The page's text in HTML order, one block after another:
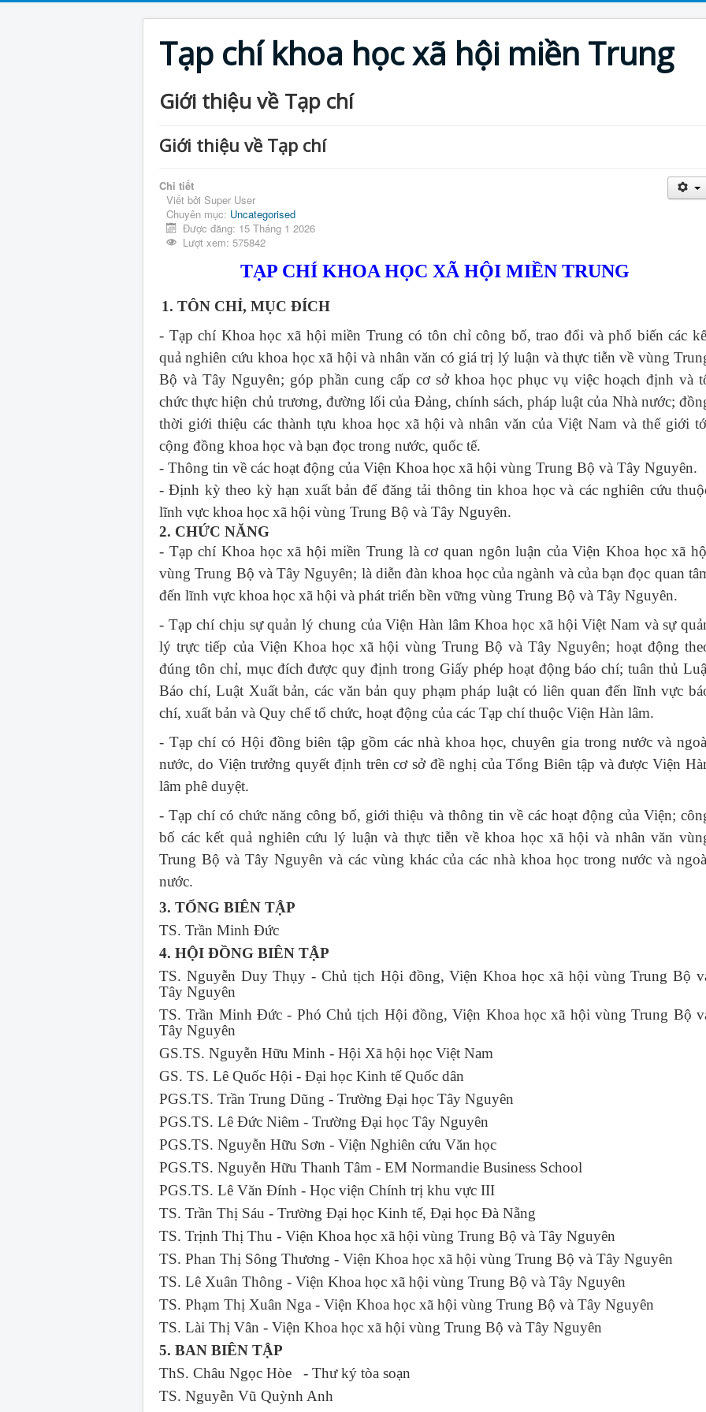
Tạp chí khoa học xã hội miền Trung
Giới thiệu về Tạp chí
Giới thiệu về Tạp chí
Chi tiết
Viết bởi Super User
Chuyên mục: Uncategorised
Được đăng: 15 Tháng 1 2026
Lượt xem: 575842
TẠP CHÍ KHOA HỌC XÃ HỘI MIỀN TRUNG
1. TÔN CHỈ, MỤC ĐÍCH
- Tạp chí Khoa học xã hội miền Trung có tôn chỉ công bố, trao đổi và phổ biến các
quả nghiên cứu khoa học xã hội và nhân văn có giá trị lý luận và thực tiễn về vùng
Bộ và Tây Nguyên; góp phần cung cấp cơ sở khoa học phục vụ việc hoạch định và
chức thực hiện chủ trương, đường lối của Đảng, chính sách, pháp luật của Nhà nước;
thời giới thiệu các thành tựu khoa học xã hội và nhân văn của Việt Nam và thế giới
cộng đồng khoa học và bạn đọc trong nước, quốc tế.
- Thông tin về các hoạt động của Viện Khoa học xã hội vùng Trung Bộ và Tây Nguyên.
- Định kỳ theo kỳ hạn xuất bản để đăng tải thông tin khoa học và các nghiên cứu
lĩnh vực khoa học xã hội vùng Trung Bộ và Tây Nguyên.
2. CHỨC NĂNG
- Tạp chí Khoa học xã hội miền Trung là cơ quan ngôn luận của Viện Khoa học xã
vùng Trung Bộ và Tây Nguyên; là diễn đàn khoa học của ngành và của bạn đọc quan
đến lĩnh vực khoa học xã hội và phát triển bền vững vùng Trung Bộ và Tây Nguyên.
- Tạp chí chịu sự quản lý chung của Viện Hàn lâm Khoa học xã hội Việt Nam và sự
lý trực tiếp của Viện Khoa học xã hội vùng Trung Bộ và Tây Nguyên; hoạt động
đúng tôn chỉ, mục đích được quy định trong Giấy phép hoạt động báo chí; tuân thủ
Báo chí, Luật Xuất bản, các văn bản quy phạm pháp luật có liên quan đến lĩnh vực
chí, xuất bản và Quy chế tổ chức, hoạt động của các Tạp chí thuộc Viện Hàn lâm.
- Tạp chí có Hội đồng biên tập gồm các nhà khoa học, chuyên gia trong nước và
nước, do Viện trưởng quyết định trên cơ sở đề nghị của Tổng Biên tập và được Viện
lâm phê duyệt.
- Tạp chí có chức năng công bố, giới thiệu và thông tin về các hoạt động của Viện;
bố các kết quả nghiên cứu lý luận và thực tiễn về khoa học xã hội và nhân văn
Trung Bộ và Tây Nguyên và các vùng khác của các nhà khoa học trong nước và
nước.
3. TỔNG BIÊN TẬP
TS. Trần Minh Đức
4. HỘI ĐỒNG BIÊN TẬP
TS. Nguyễn Duy Thụy - Chủ tịch Hội đồng, Viện Khoa học xã hội vùng Trung Bộ
Tây Nguyên
TS. Trần Minh Đức - Phó Chủ tịch Hội đồng, Viện Khoa học xã hội vùng Trung Bộ
Tây Nguyên
GS.TS. Nguyễn Hữu Minh - Hội Xã hội học Việt Nam
GS. TS. Lê Quốc Hội - Đại học Kinh tế Quốc dân
PGS.TS. Trần Trung Dũng - Trường Đại học Tây Nguyên
PGS.TS. Lê Đức Niêm - Trường Đại học Tây Nguyên
PGS.TS. Nguyễn Hữu Sơn - Viện Nghiên cứu Văn học
PGS.TS. Nguyễn Hữu Thanh Tâm - EM Normandie Business School
PGS.TS. Lê Văn Đính - Học viện Chính trị khu vực III
TS. Trần Thị Sáu - Trường Đại học Kinh tế, Đại học Đà Nẵng
TS. Trịnh Thị Thu - Viện Khoa học xã hội vùng Trung Bộ và Tây Nguyên
TS. Phan Thị Sông Thương - Viện Khoa học xã hội vùng Trung Bộ và Tây Nguyên
TS. Lê Xuân Thông - Viện Khoa học xã hội vùng Trung Bộ và Tây Nguyên
TS. Phạm Thị Xuân Nga - Viện Khoa học xã hội vùng Trung Bộ và Tây Nguyên
TS. Lài Thị Vân - Viện Khoa học xã hội vùng Trung Bộ và Tây Nguyên
5. BAN BIÊN TẬP
ThS. Châu Ngọc Hòe - Thư ký tòa soạn
TS. Nguyễn Vũ Quỳnh Anh